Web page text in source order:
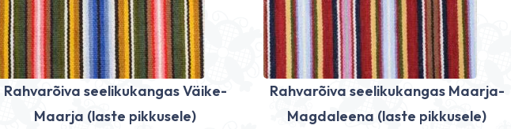
Rahvarõiva seelikukangas Väike-
Maarja (laste pikkusele)
Rahvarõiva seelikukangas Maarja-
Magdaleena (laste pikkusele)